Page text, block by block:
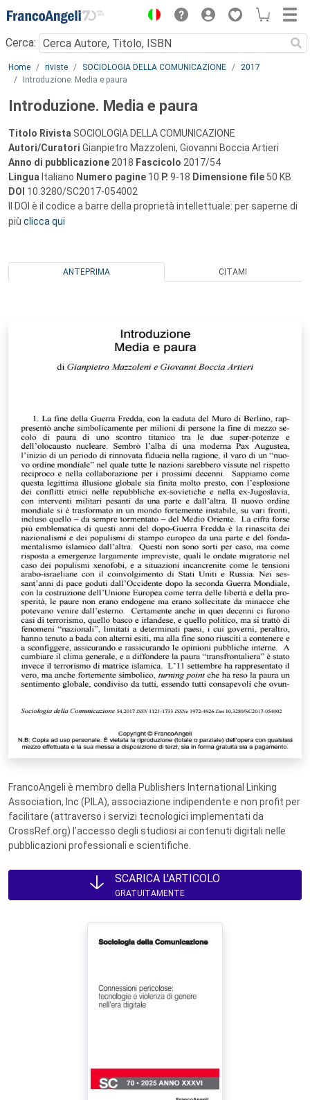
Menu
Cerca:
Main content
Home riviste SOCIOLOGIA DELLA COMUNICAZIONE
2017
Introduzione. Media e paura
Introduzione. Media e paura
Titolo Rivista SOCIOLOGIA DELLA COMUNICAZIONE
Autori/Curatori Gianpietro Mazzoleni, Giovanni Boccia Artieri
Anno di pubblicazione 2018 Fascicolo 2017/54
Lingua Italiano Numero pagine 10 P. 9-18 Dimensione file 50 KB
DOI 10.3280/SC2017-054002
Il DOI è il codice a barre della proprietà intellettuale: per saperne di
più clicca qui
ANTEPRIMA CITAMI
FrancoAngeli è membro della Publishers International Linking
Association, Inc (PILA), associazione indipendente e non profit per
facilitare (attraverso i servizi tecnologici implementati da
CrossRef.org) l’accesso degli studiosi ai contenuti digitali nelle
pubblicazioni professionali e scientifiche.
SCARICA L'ARTICOLO
GRATUITAMENTE